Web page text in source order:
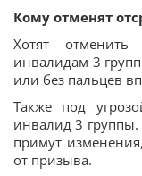
Кому отменят
Хотят
инвалидам 3
или без пальцев
Также под
инвалид 3
примут
от призыва.